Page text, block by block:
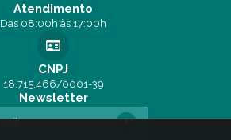
Atendimento
Das 08:00h às 17:00h
CNPJ
18.715.466/0001-39
Newsletter